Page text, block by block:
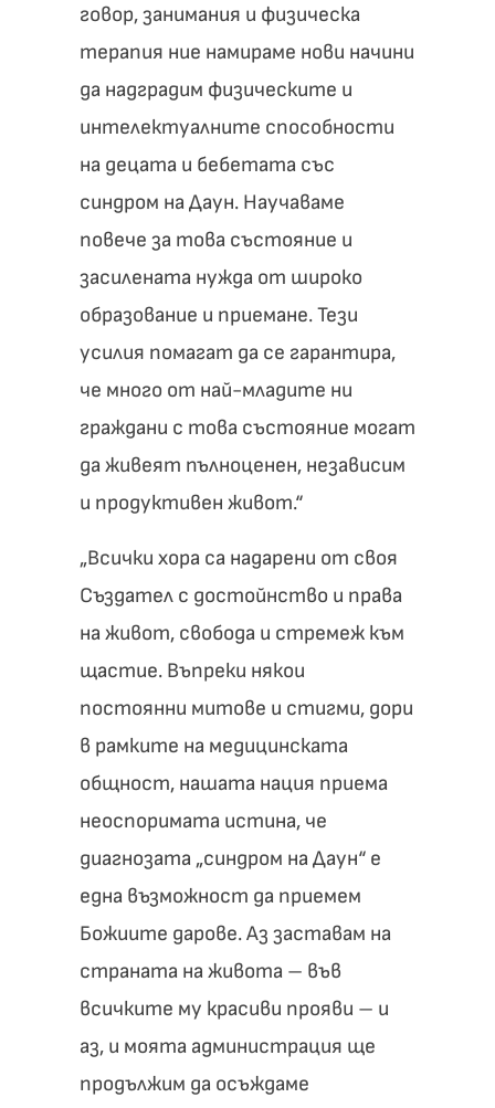
говор, занимания и физическа
терапия ние намираме нови начини
да надградим физическите и
интелектуалните способности
на децата и бебетата със
синдром на Даун. Научаваме
повече за това състояние и
засилената нужда от широко
образование и приемане. Тези
усилия помагат да се гарантира,
че много от най-младите ни
граждани с това състояние могат
да живеят пълноценен, независим
и продуктивен живот.“
„Всички хора са надарени от своя
Създател с достойнство и права
на живот, свобода и стремеж към
щастие. Въпреки някои
постоянни митове и стигми, дори
в рамките на медицинската
общност, нашата нация приема
неоспоримата истина, че
диагнозата „синдром на Даун“ е
една възможност да приемем
Божиите дарове. Аз заставам на
страната на живота – във
всичките му красиви прояви – и
аз, и моята администрация ще
продължим да осъждаме